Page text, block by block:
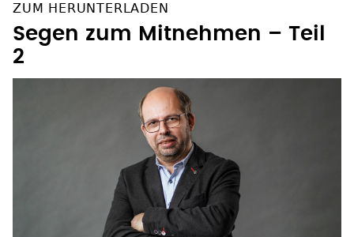
ZUM HERUNTERLADEN
Segen zum Mitnehmen – Teil
2